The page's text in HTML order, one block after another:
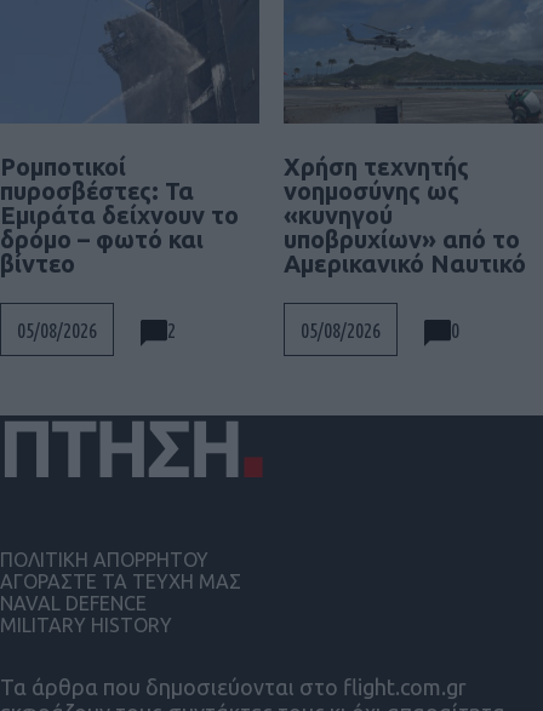
Ρομποτικοί
πυροσβέστες: Τα
Εμιράτα δείχνουν το
δρόμο – φωτό και
βίντεο
05/08/2026 2
Χρήση τεχνητής
νοημοσύνης ως
«κυνηγού
υποβρυχίων» από το
Αμερικανικό Ναυτικό
05/08/2026 0
Τα άρθρα που δημοσιεύονται στο flight.com.gr
ΠΟΛΙΤΙΚΗ ΑΠΟΡΡΗΤΟΥ
ΑΓΟΡΑΣΤΕ ΤΑ ΤΕΥΧΗ ΜΑΣ
NAVAL DEFENCE
MILITARY HISTORY